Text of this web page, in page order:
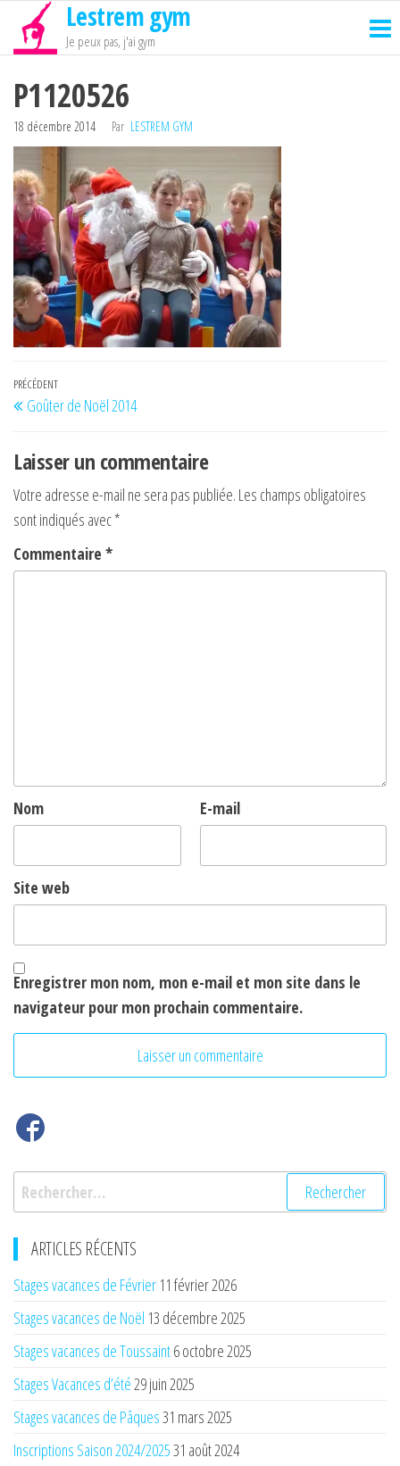
Passer
contenu
Lestrem gym
Je peux pas, j'ai gym
P1120526
18 décembre 2014 Par LESTREM GYM
Navigation
de
l’article
Article
précédent
PRÉCÉDENT
Goûter de Noël 2014
Laisser un commentaire
Votre adresse e-mail ne sera pas publiée. Les champs obligatoires
sont indiqués avec*
Commentaire *
Nom E-mail
Site web
Enregistrer mon nom, mon e-mail et mon site dans le
navigateur pour mon prochain commentaire.
Rechercher :
ARTICLES RÉCENTS
Stages vacances de Février 11 février 2026
Stages vacances de Noël 13 décembre 2025
Stages vacances de Toussaint6 octobre 2025
Stages Vacances d’été29 juin 2025
Stages vacances de Pâques31 mars 2025
Inscriptions Saison 2024/202531 août 2024